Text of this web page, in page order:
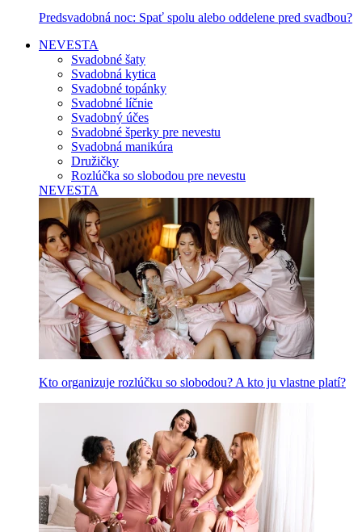
Predsvadobná noc: Spať spolu alebo oddelene pred svadbou?
NEVESTA
Svadobné šaty
Svadobná kytica
Svadobné topánky
Svadobné líčnie
Svadobný účes
Svadobné šperky pre nevestu
Svadobná manikúra
Družičky
Rozlúčka so slobodou pre nevestu
NEVESTA
Kto organizuje rozlúčku so slobodou? A kto ju vlastne platí?